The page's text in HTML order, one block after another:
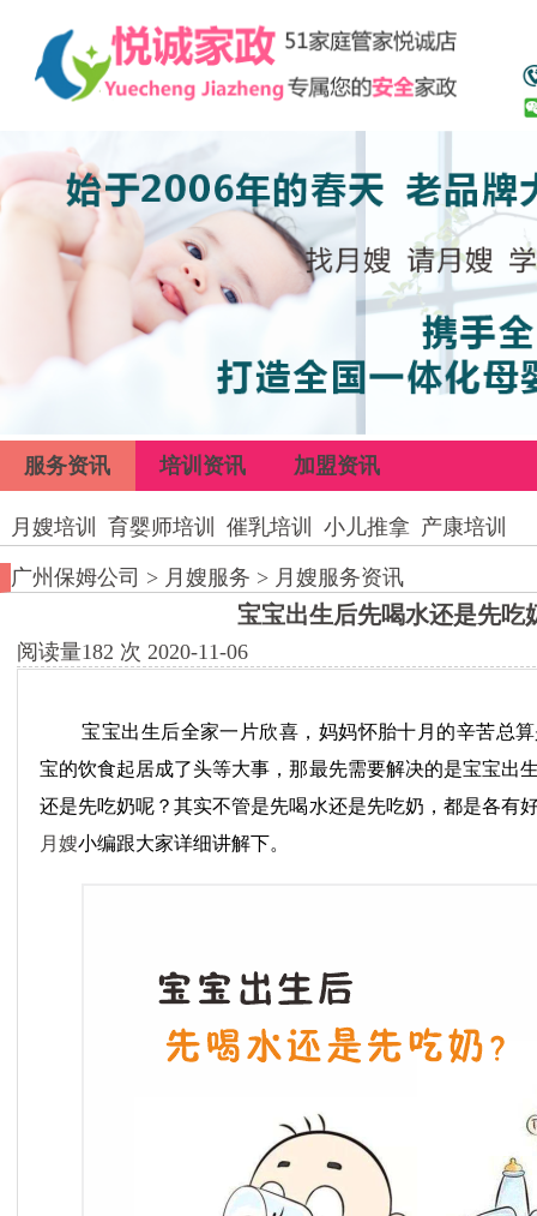
服务资讯 培训资讯 加盟资讯
月嫂培训 育婴师培训 催乳培训 小儿推拿 产康培训
广州保姆公司 > 月嫂服务 > 月嫂服务资讯
宝宝出生后先喝水还是先吃
阅读量182 次 2020-11-06
宝宝出生后全家一片欣喜，妈妈怀胎十月的辛苦总
宝的饮食起居成了头等大事，那最先需要解决的是宝宝出
还是先吃奶呢？其实不管是先喝水还是先吃奶，都是各有
月嫂小编跟大家详细讲解下。